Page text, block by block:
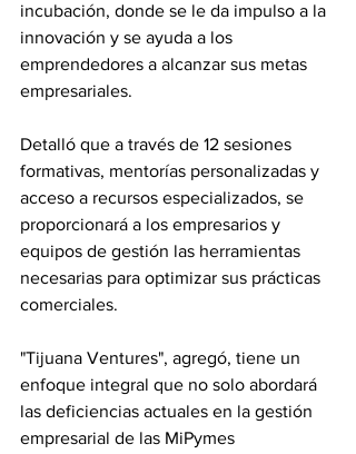
incubación, donde se le da impulso a la
innovación y se ayuda a los
emprendedores a alcanzar sus metas
empresariales.
Detalló que a través de 12 sesiones
formativas, mentorías personalizadas y
acceso a recursos especializados, se
proporcionará a los empresarios y
equipos de gestión las herramientas
necesarias para optimizar sus prácticas
comerciales.
"Tijuana Ventures", agregó, tiene un
enfoque integral que no solo abordará
las deficiencias actuales en la gestión
empresarial de las MiPymes